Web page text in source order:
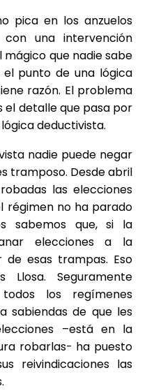
pica en los anzuelos
con una intervención
que nadie sabe
el punto de una lógica
razón. El problema
el detalle que pasa por
deductivista.
nadie puede negar
tramposo. Desde abril
las elecciones
régimen no ha parado
sabemos que, si la
elecciones a la
esas trampas. Eso
Seguramente
los regímenes
sabiendas de que les
–está en la
robarlas- ha puesto
reivindicaciones las